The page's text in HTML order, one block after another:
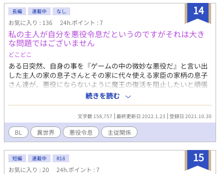
14
長編 連載中 なし
お気に入り : 136 24h.ポイント : 7
私の主人が自分を悪役令息だというのですがそれは大き
な問題ではございません
どこどこ
ある日突然、自身の事を『ゲームの中の微妙な悪役だ』と言い出
した主人の家の息子さんとその家に代々使える家臣の家柄の息子
さん達が、悪役にならないように魔王の復活を阻止したいと頑張
るお話。 指示があれば悪役でも英雄でもなんでも、主人が望むま
まに出来るようにフォローするのが私の勤め、という若干盲目的
な主人公とチートは全くない思考回路斜め上の暢気な悪役令息の
日常生活。 12/19 追記 本編終了です。稚拙な話にお付き合いいた
だきましてありがとうございました！ あとは不定期に番外編を書
いていきます。
続きを読む
文字数 158,757 最終更新日 2022.1.23 登録日 2021.10.30
BL 異世界 悪役令息 主従関係
15
短編 連載中 R18
お気に入り : 20 24h.ポイント : 7